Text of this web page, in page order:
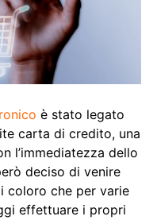
è stato legato
carta di credito, una
l’immediatezza dello
deciso di venire
coloro che per varie
effettuare i propri